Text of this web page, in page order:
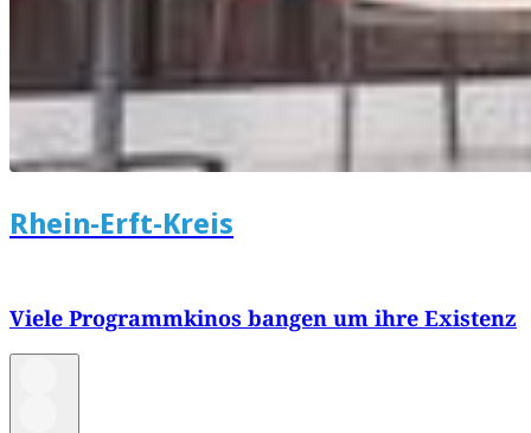
Rhein-Erft-Kreis
Viele Programmkinos bangen um ihre Existenz